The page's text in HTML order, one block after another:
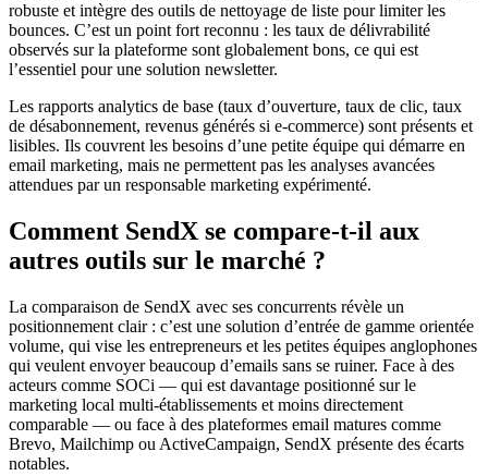
robuste et intègre des outils de nettoyage de liste pour limiter les
bounces. C’est un point fort reconnu : les taux de délivrabilité
observés sur la plateforme sont globalement bons, ce qui est
l’essentiel pour une solution newsletter.
Les rapports analytics de base (taux d’ouverture, taux de clic, taux
de désabonnement, revenus générés si e-commerce) sont présents et
lisibles. Ils couvrent les besoins d’une petite équipe qui démarre en
email marketing, mais ne permettent pas les analyses avancées
attendues par un responsable marketing expérimenté.
Comment SendX se compare-t-il aux
autres outils sur le marché ?
La comparaison de SendX avec ses concurrents révèle un
positionnement clair : c’est une solution d’entrée de gamme orientée
volume, qui vise les entrepreneurs et les petites équipes anglophones
qui veulent envoyer beaucoup d’emails sans se ruiner. Face à des
acteurs comme SOCi — qui est davantage positionné sur le
marketing local multi-établissements et moins directement
comparable — ou face à des plateformes email matures comme
Brevo, Mailchimp ou ActiveCampaign, SendX présente des écarts
notables.